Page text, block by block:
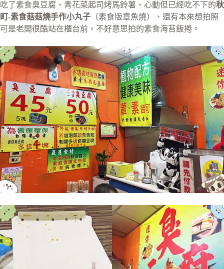
吃了素食臭豆腐、青花菜起司烤馬鈴薯、心動但已經吃不下的秋
町-素食菇菇燒手作小丸子 （素食版章魚燒）、還有本來想拍照
可是老闆很酷站在櫃台前，不好意思拍的素食海苔飯捲。